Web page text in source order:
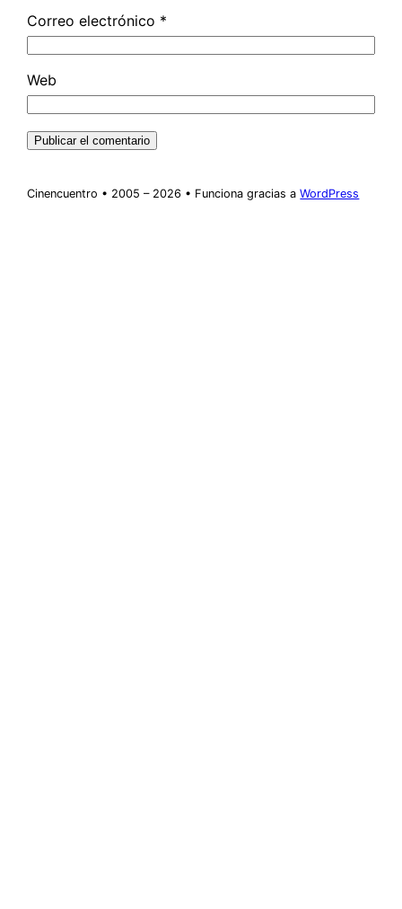
Correo electrónico *
Web
Cinencuentro • 2005 – 2026 • Funciona gracias aWordPress